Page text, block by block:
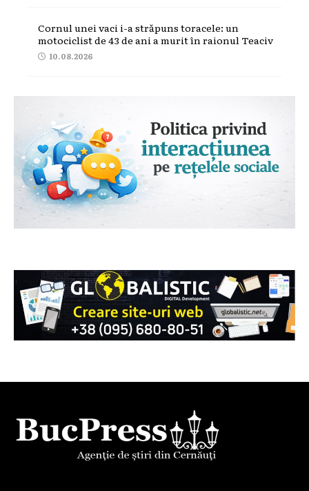
Cornul unei vaci i-a străpuns toracele: un
motociclist de 43 de ani a murit în raionul Teaciv
10.08.2026